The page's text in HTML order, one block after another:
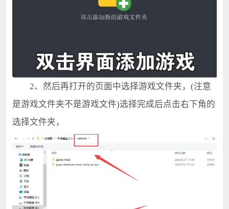
2、然后再打开的页面中选择游戏文件夹，(注意
是游戏文件夹不是游戏文件)选择完成后点击右下角的
选择文件夹，